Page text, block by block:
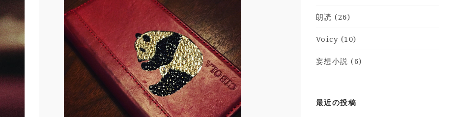
朗読 (26)
Voicy (10)
妄想小説 (6)
最近の投稿